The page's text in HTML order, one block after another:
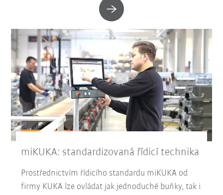
miKUKA: standardizovaná řídicí technika
Prostřednictvím řídicího standardu miKUKA od
firmy KUKA lze ovládat jak jednoduché buňky, tak i